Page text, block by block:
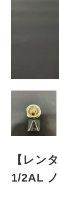
【レン
1/2AL